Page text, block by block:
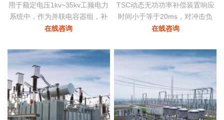
用于额定电压1kv~35kv工频电力
系统中，作为并联电容器组，补
偿系统中的感性无功，用以提高
量
在线咨询
TSC动态无功功率补偿装置响应
时间小于等于20ms，对冲击负
荷、时变负荷能够实时监测、动
以上的目标，具有动态补偿无功
在线咨询